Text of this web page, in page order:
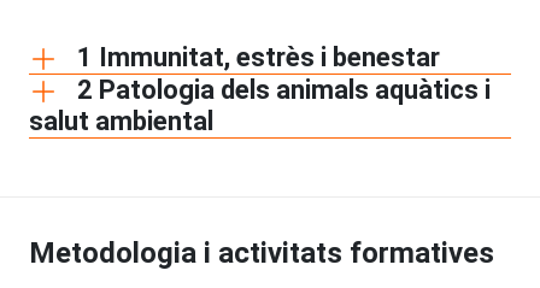
1 Immunitat, estrès i benestar
2 Patologia dels animals aquàtics i
salut ambiental
Metodologia i activitats formatives